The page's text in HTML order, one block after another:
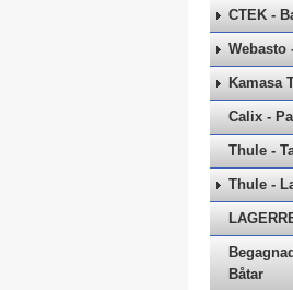
CTEK -
Webasto
Kamasa
Calix -
Thule -
Thule -
Båtar